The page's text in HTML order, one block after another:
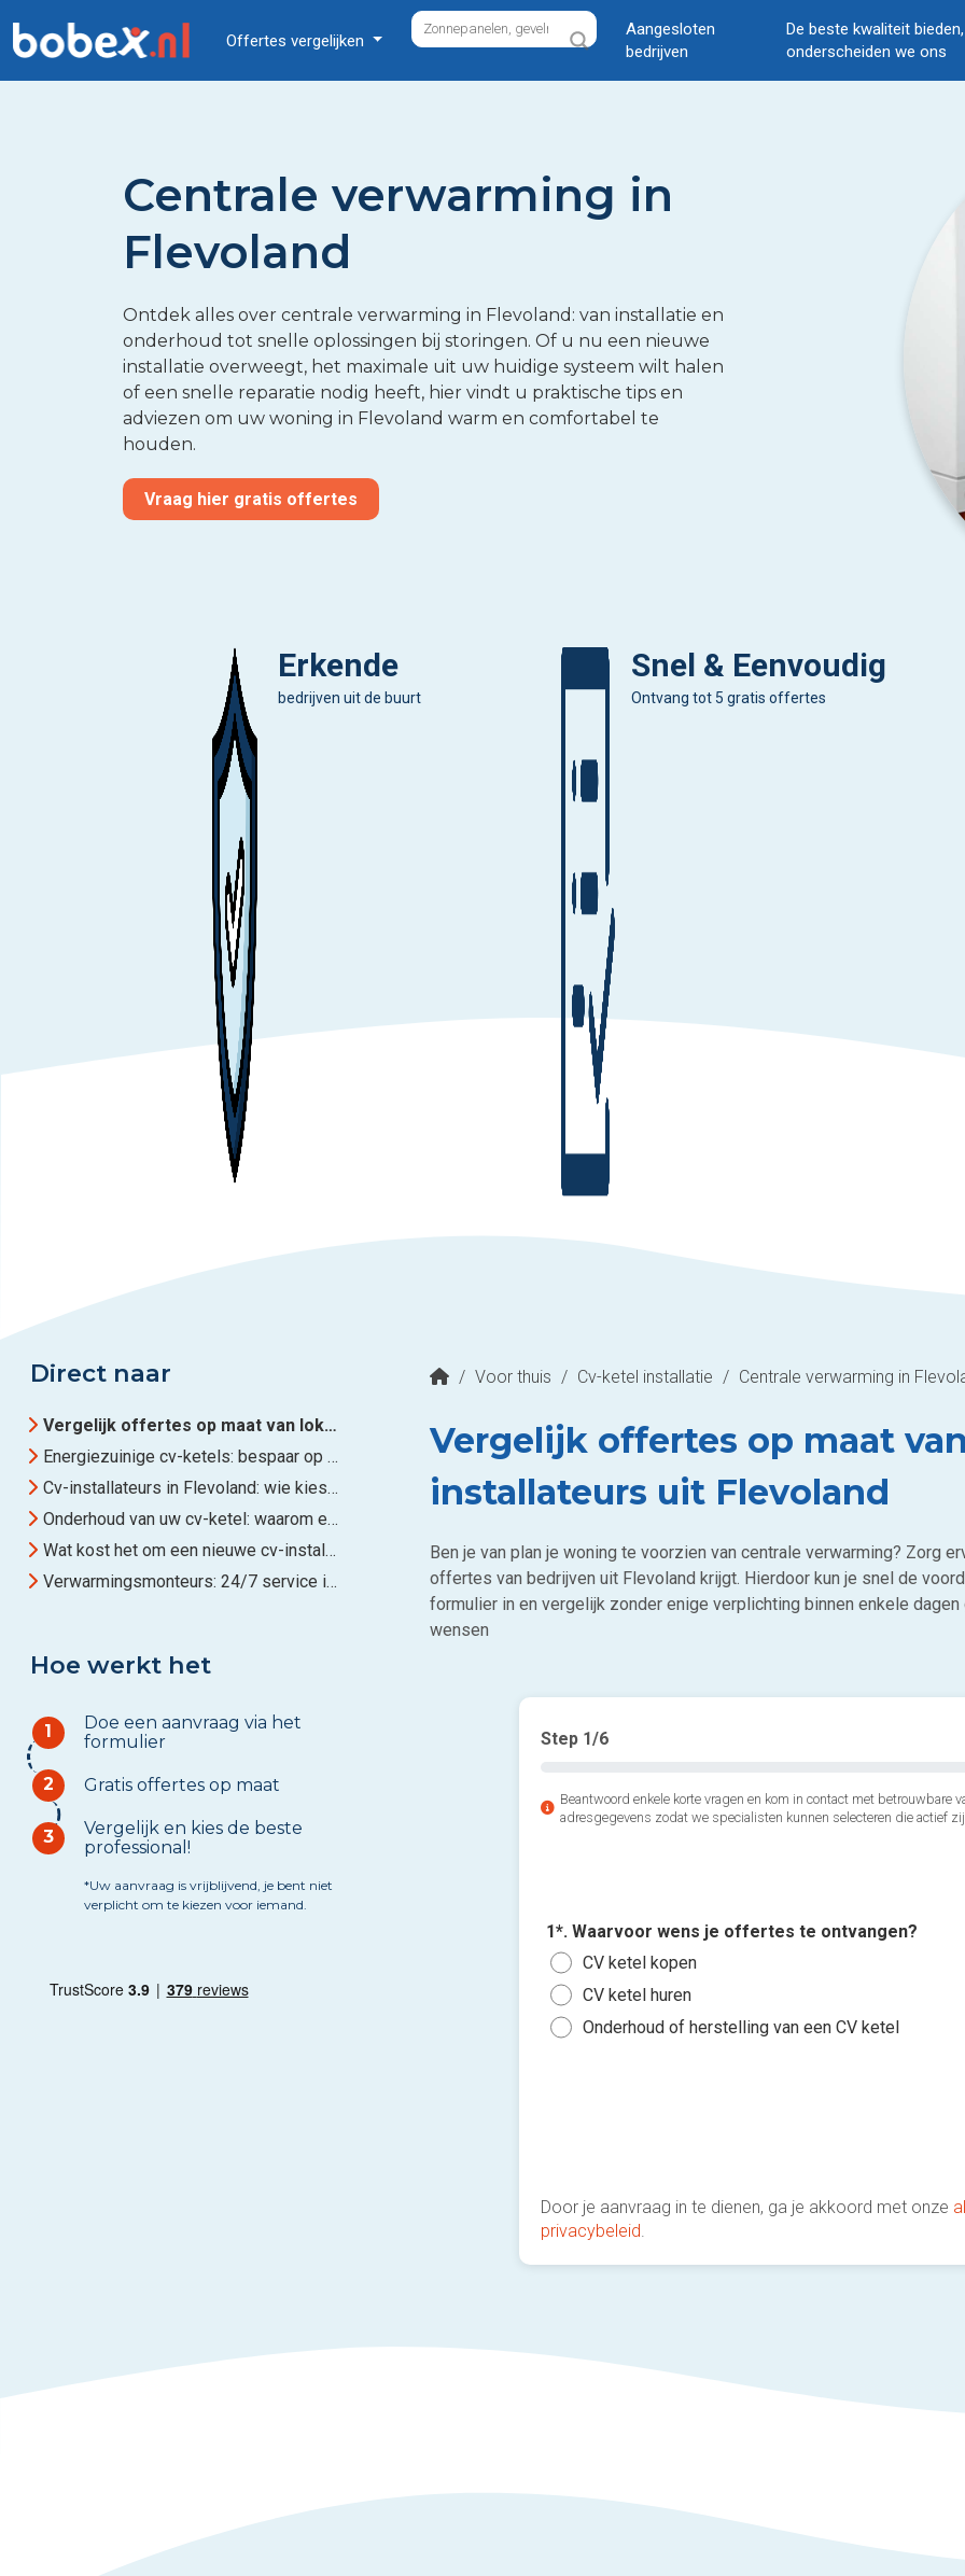
Offertes vergelijken
Aangesloten
bedrijven
De beste kwaliteit
onderscheiden we ons
Centrale verwarming in
Flevoland
Ontdek alles over centrale verwarming in Flevoland: van installatie en
onderhoud tot snelle oplossingen bij storingen. Of u nu een nieuwe
installatie overweegt, het maximale uit uw huidige systeem wilt halen
of een snelle reparatie nodig heeft, hier vindt u praktische tips en
adviezen om uw woning in Flevoland warm en comfortabel te
houden.
Vraag hier gratis offertes
Erkende
bedrijven uit de buurt
Snel & Eenvoudig
Ontvang tot 5 gratis offertes
Direct naar
Vergelijk offertes op maat van lokale Cv-installateurs uit Flevoland
Energiezuinige cv-ketels: bespaar op uw rekening
Cv-installateurs in Flevoland: wie kiest u?
Onderhoud van uw cv-ketel: waarom en hoe vaak?
Wat kost het om een nieuwe cv-installatie aan te leggen in Flevoland?
Verwarmingsmonteurs: 24/7 service in Flevoland
Hoe werkt het
1
Doe een aanvraag via het
formulier
2 Gratis offertes op maat
3
Vergelijk en kies de beste
professional!
*Uw aanvraag is vrijblijvend, je bent niet
verplicht om te kiezen voor iemand.
/ Voor thuis / Cv-ketel installatie / Centrale verwarming in
Vergelijk offertes op maat
installateurs uit Flevoland
Ben je van plan je woning te voorzien van centrale verwarming? Zorg
offertes van bedrijven uit Flevoland krijgt. Hierdoor kun je snel de
formulier in en vergelijk zonder enige verplichting binnen enkele
wensen
Step 1/6
Beantwoord enkele korte vragen en kom in contact met betrouwbare
adresgegevens zodat we specialisten kunnen selecteren die actief
1*. Waarvoor wens je offertes te ontvangen?
CV ketel kopen
CV ketel huren
Onderhoud of herstelling van een CV ketel
Door je aanvraag in te dienen, ga je akkoord met onze
privacybeleid.